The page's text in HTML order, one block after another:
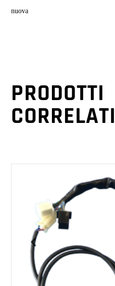
nuova
PRODOTTI
CORRELATI
AGGIUNGI AL